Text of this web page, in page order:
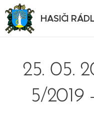
HASIČI
25. 05.
5/2019